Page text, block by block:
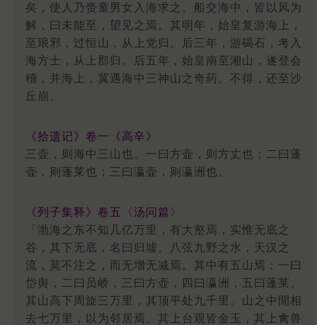
矣，使人乃赍童男女入海求之。船交海中，皆以风为
解，曰未能至，望见之焉。其明年，始皇复游海上，
至琅邪，过恒山，从上党归。后三年，游碣石，考入
海方士，从上郡归。后五年，始皇南至湘山，遂登会
稽，并海上，冀遇海中三神山之奇药。不得，还至沙
丘崩。
《拾遗记》卷一《高辛》
三壶，则海中三山也。一曰方壶，则方丈也；二曰蓬
壶，则蓬莱也；三曰瀛壶，则瀛洲也。
《列子集释》卷五〈汤问篇〉
「渤海之东不知几亿万里，有大壑焉，实惟无底之
谷，其下无底，名曰归墟。八弦九野之水，天汉之
流，莫不注之，而无增无减焉。其中有五山焉：一曰
岱舆，二曰员峤，三曰方壶，四曰瀛洲，五曰蓬莱。
其山高下周旋三万里，其顶平处九千里。山之中閒相
去七万里，以为邻居焉。其上台观皆金玉，其上禽兽